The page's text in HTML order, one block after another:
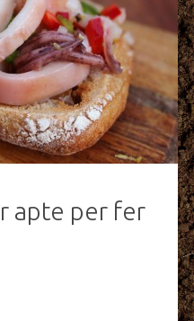
apte per fer